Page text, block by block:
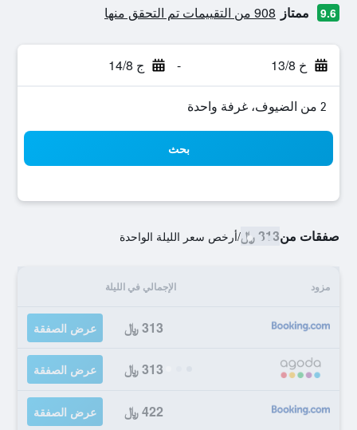
9.6 ممتاز 908 من التقييمات تم التحقق منها
خ 13/8 - ج 14/8
2 من الضيوف، غرفة واحدة
بحث
صفقات من313 ﷼ /أرخص سعر الليلة الواحدة
مزود الإجمالي في الليلة
313 ﷼ عرض الصفقة
313 ﷼ عرض الصفقة
422 ﷼ عرض الصفقة